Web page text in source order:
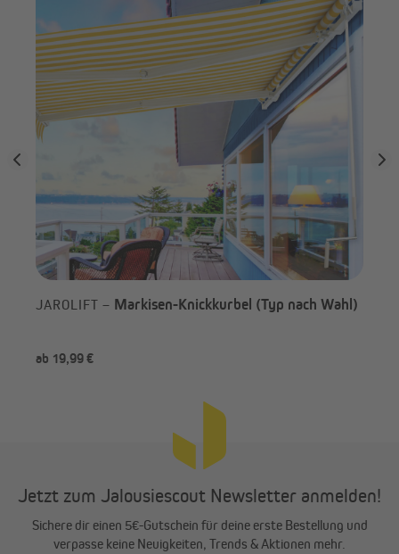
JAROLIFT – Markisen-Knickkurbel (Typ nach Wahl)
ab 19,99 €
Jetzt zum Jalousiescout Newsletter anmelden!
Sichere dir einen 5€-Gutschein für deine erste Bestellung und
verpasse keine Neuigkeiten, Trends & Aktionen mehr.